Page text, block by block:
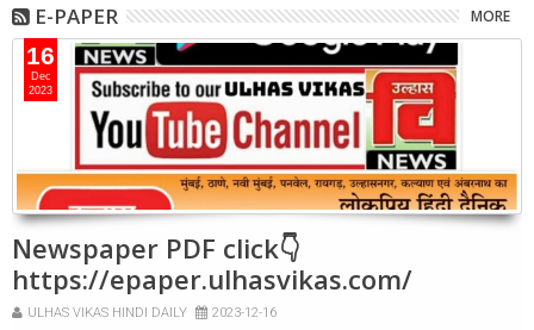
E-PAPER MORE
16
Dec
2023
Newspaper PDF click👇
https://epaper.ulhasvikas.com/
ULHAS VIKAS HINDI DAILY 2023-12-16